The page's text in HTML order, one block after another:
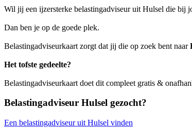
Wil jij een ijzersterke belastingadviseur uit Hulsel die bij
Dan ben je op de goede plek.
Belastingadviseurkaart zorgt dat jij die op zoek bent naar
Het tofste gedeelte?
Belastingadviseurkaart doet dit compleet gratis &
Belastingadviseur Hulsel gezocht?
Een belastingadviseur uit Hulsel vinden